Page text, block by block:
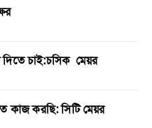
দিতে চাই:চসিক মেয়র
কাজ করছি: সিটি মেয়র